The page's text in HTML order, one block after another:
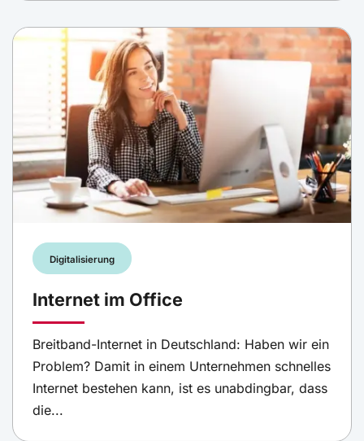
Digitalisierung
Internet im Office
Breitband-Internet in Deutschland: Haben wir ein
Problem? Damit in einem Unternehmen schnelles
Internet bestehen kann, ist es unabdingbar, dass
die...